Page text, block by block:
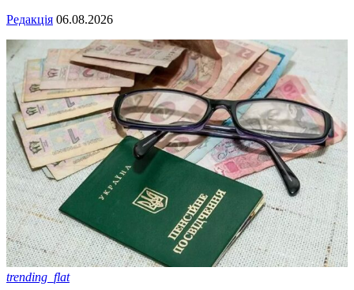
Редакція 06.08.2026
trending_flat